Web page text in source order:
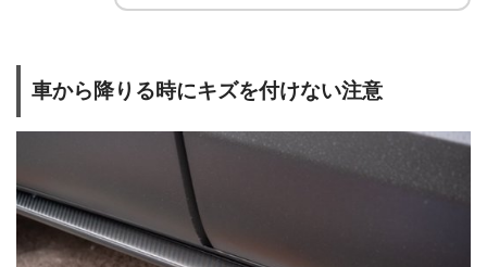
車から降りる時にキズを付けない注意